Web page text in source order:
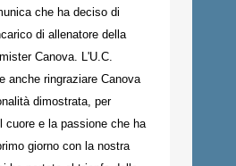
che ha deciso di
di allenatore della
Canova. L'U.C.
anche ringraziare Canova
dimostrata, per
cuore e la passione che ha
giorno con la nostra